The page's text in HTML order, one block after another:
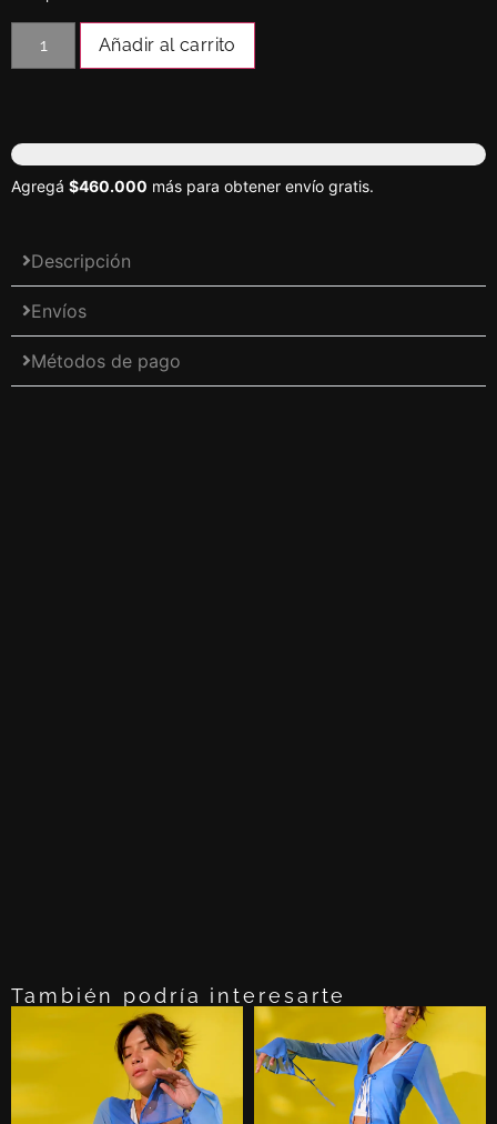
Añadir al carrito
Agregá $460.000 más para obtener envío gratis.
Descripción
Envíos
Métodos de pago
También podría interesarte